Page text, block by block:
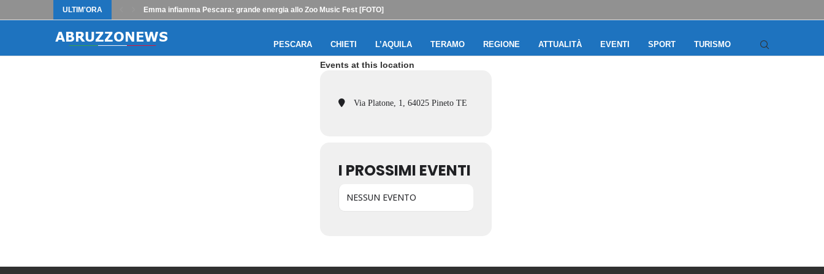
ULTIM'ORA Emma infiamma Pescara: grande energia allo Zoo Music Fest [FOTO]
PESCARA CHIETI L’AQUILA TERAMO REGIONE ATTUALITÀ EVENTI SPORT TURISMO
Events at this location
Via Platone, 1, 64025 Pineto TE
I PROSSIMI EVENTI
NESSUN EVENTO